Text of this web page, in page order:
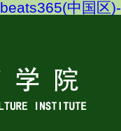
beats365(中国区